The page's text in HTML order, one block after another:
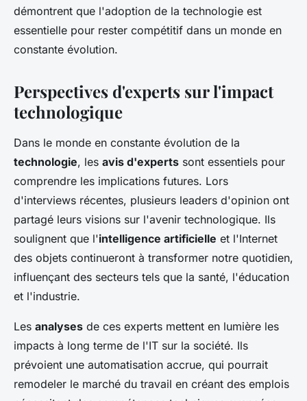
démontrent que l'adoption de la technologie est
essentielle pour rester compétitif dans un monde en
constante évolution.
Perspectives d'experts sur l'impact
technologique
Dans le monde en constante évolution de la
technologie, les avis d'experts sont essentiels pour
comprendre les implications futures. Lors
d'interviews récentes, plusieurs leaders d'opinion ont
partagé leurs visions sur l'avenir technologique. Ils
soulignent que l'intelligence artificielle et l'Internet
des objets continueront à transformer notre quotidien,
influençant des secteurs tels que la santé, l'éducation
et l'industrie.
Les analyses de ces experts mettent en lumière les
impacts à long terme de l'IT sur la société. Ils
prévoient une automatisation accrue, qui pourrait
remodeler le marché du travail en créant des emplois